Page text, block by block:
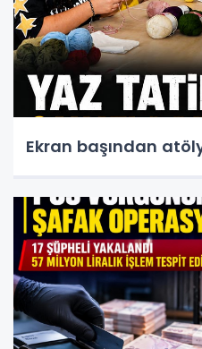
Ekran başından